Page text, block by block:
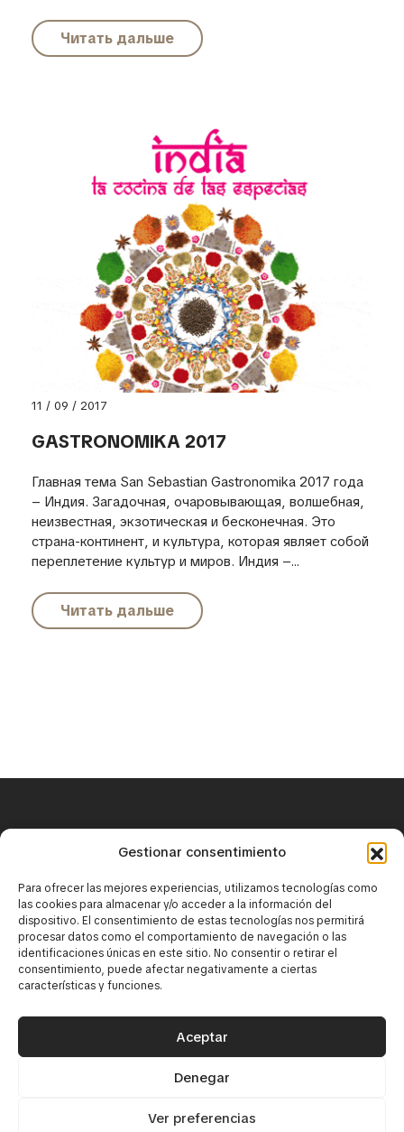
Gestionar consentimiento
Para ofrecer las mejores experiencias, utilizamos tecnologías como
las cookies para almacenar y/o acceder a la información del
dispositivo. El consentimiento de estas tecnologías nos permitirá
procesar datos como el comportamiento de navegación o las
identificaciones únicas en este sitio. No consentir o retirar el
consentimiento, puede afectar negativamente a ciertas
características y funciones.
Aceptar
Denegar
Ver preferencias
Читать дальше
11 / 09 / 2017
GASTRONOMIKA 2017
Главная тема San Sebastian Gastronomika 2017 года
– Индия. Загадочная, очаровывающая, волшебная,
неизвестная, экзотическая и бесконечная. Это
страна-континент, и культура, которая являет собой
переплетение культур и миров. Индия –...
Читать дальше
+34 671 25 18 43
contact@mirbaskov.com
Политика конфиденциальности